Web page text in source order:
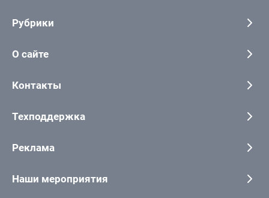
Рубрики
О сайте
Контакты
Техподдержка
Реклама
Наши мероприятия